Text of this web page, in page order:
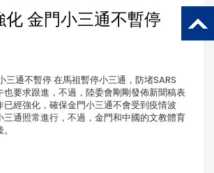
化 金門小三通不暫停
三通不暫停 在馬祖暫停小三通，防堵SARS
也要求跟進，不過，陸委會剛剛發佈新聞稿表
經強化，確保金門小三通不會受到疫情波
三通照常進行，不過，金門和中國的文教體育